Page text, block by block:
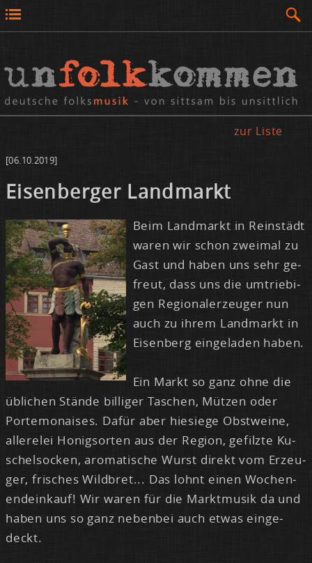
zur Liste
[06.10.2019]
Ei­sen­ber­ger Land­markt
Beim Land­markt in Rein­städt
wa­ren wir schon zwei­mal zu
Gast und ha­ben uns sehr ge­
freut, dass uns die um­trie­bi­
gen Re­gio­nal­er­zeu­ger nun
auch zu ih­rem Land­markt in
Ei­sen­berg ein­ge­la­den ha­ben.
Ein Markt so ganz oh­ne die
üb­li­chen Stän­de bil­li­ger Ta­schen, Müt­zen oder
Porte­mo­nai­ses. Da­für aber hie­sie­ge Obst­wei­ne,
al­lere­lei Ho­nig­sor­ten aus der Re­gi­on, ge­filz­te Ku­
schel­so­cken, aro­ma­ti­sche Wurst di­rekt vom Er­zeu­
ger, fri­sches Wild­bret... Das lohnt ei­nen Wo­chen­
end­ein­kauf! Wir wa­ren für die Markt­mu­sik da und
ha­ben uns so ganz ne­ben­bei auch et­was ein­ge­
deckt.